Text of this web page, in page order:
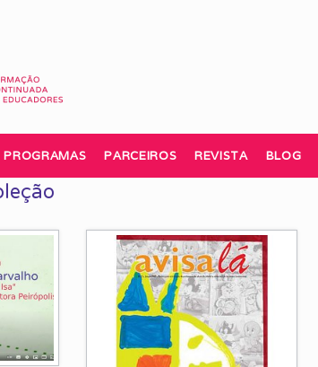
PROGRAMAS PARCEIROS REVISTA BLOG